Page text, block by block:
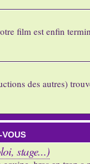
film est enfin
des autres)
VOUS
stage...)